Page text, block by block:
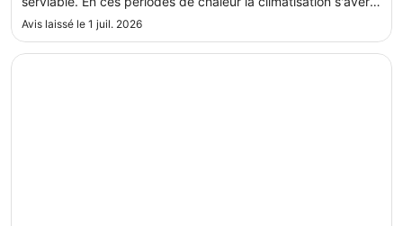
très agréable"
Avis laissé le 1 juil. 2026
S’ouvre dans une nouvelle fenêtre
Ruby Claire Hotel Geneva by IHG